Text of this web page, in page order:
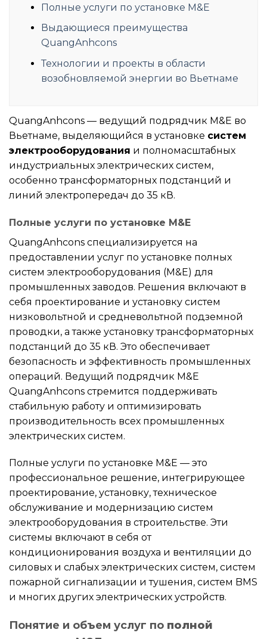
Полные услуги по установке M&E
Выдающиеся преимущества
QuangAnhcons
Технологии и проекты в области
возобновляемой энергии во Вьетнаме
QuangAnhcons — ведущий подрядчик M&E во
Вьетнаме, выделяющийся в установке систем
электрооборудования и полномасштабных
индустриальных электрических систем,
особенно трансформаторных подстанций и
линий электропередач до 35 кВ.
Полные услуги по установке M&E
QuangAnhcons специализируется на
предоставлении услуг по установке полных
систем электрооборудования (M&E) для
промышленных заводов. Решения включают в
себя проектирование и установку систем
низковольтной и средневольтной подземной
проводки, а также установку трансформаторных
подстанций до 35 кВ. Это обеспечивает
безопасность и эффективность промышленных
операций. Ведущий подрядчик M&E
QuangAnhcons стремится поддерживать
стабильную работу и оптимизировать
производительность всех промышленных
электрических систем.
Полные услуги по установке M&E — это
профессиональное решение, интегрирующее
проектирование, установку, техническое
обслуживание и модернизацию систем
электрооборудования в строительстве. Эти
системы включают в себя от
кондиционирования воздуха и вентиляции до
силовых и слабых электрических систем, систем
пожарной сигнализации и тушения, систем BMS
и многих других электрических устройств.
Понятие и объем услуг по полной